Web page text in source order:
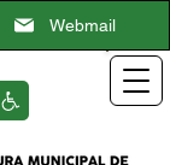
Webmail